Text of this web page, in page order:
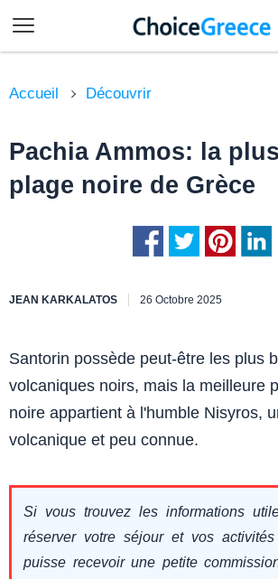
Accueil Découvrir
Pachia Ammos: la
plage noire de Grèce
JEAN KARKALATOS 26 Octobre 2025
Santorin possède peut-être les plus
volcaniques noirs, mais la meilleure
noire appartient à l'humble Nisyros,
volcanique et peu connue.
Si vous trouvez les informations
réserver votre séjour et vos
puisse recevoir une petite